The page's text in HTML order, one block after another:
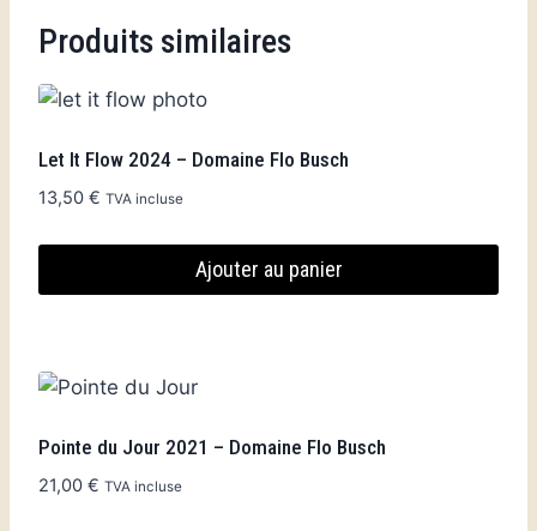
Produits similaires
Let It Flow 2024 – Domaine Flo Busch
13,50 € TVA incluse
Ajouter au panier
Pointe du Jour 2021 – Domaine Flo Busch
21,00 € TVA incluse